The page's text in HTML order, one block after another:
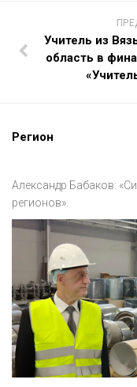
Учитель из
область в
Регион
Александр Бабаков:
регионов».